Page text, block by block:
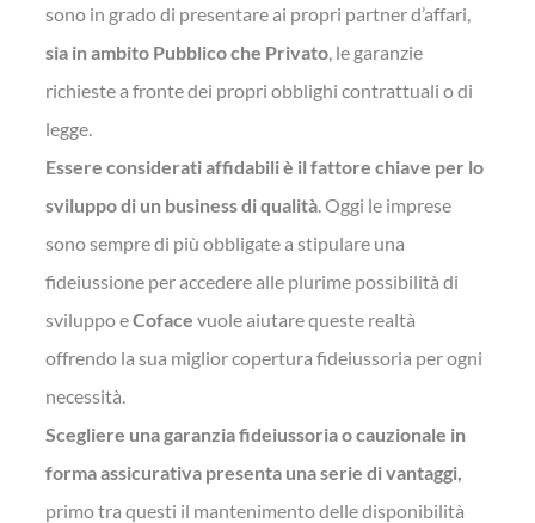
sono in grado di presentare ai propri partner d’affari,
sia in ambito Pubblico che Privato , le garanzie
richieste a fronte dei propri obblighi contrattuali o di
legge.
Essere considerati affidabili è il fattore chiave per lo
sviluppo di un business di qualità . Oggi le imprese
sono sempre di più obbligate a stipulare una
fideiussione per accedere alle plurime possibilità di
sviluppo eCoface vuole aiutare queste realtà
offrendo la sua miglior copertura fideiussoria per ogni
necessità.
Scegliere una garanzia fideiussoria o cauzionale in
forma assicurativa presenta una serie di vantaggi,
primo tra questi il mantenimento delle disponibilità